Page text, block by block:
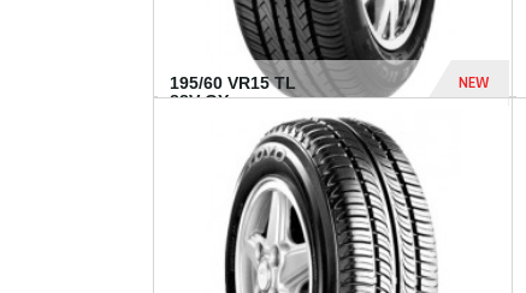
195/60 VR15 TL
88V GY...
NEW